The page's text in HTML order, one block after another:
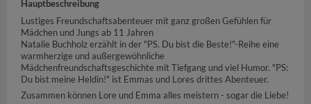
Hauptbeschreibung
Lustiges Freundschaftsabenteuer mit ganz großen Gefühlen für
Mädchen und Jungs ab 11 Jahren
Natalie Buchholz erzählt in der "PS. Du bist die Beste!"-Reihe eine
warmherzige und außergewöhnliche
Mädchenfreundschaftsgeschichte mit Tiefgang und viel Humor. "PS:
Du bist meine Heldin!" ist Emmas und Lores drittes Abenteuer.
Zusammen können Lore und Emma alles meistern - sogar die Liebe!